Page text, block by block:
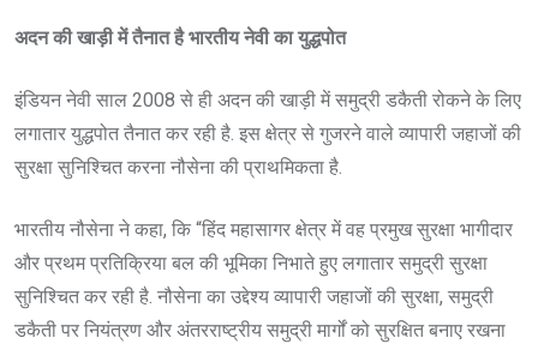
अदन की खाड़ी में तैनात है भारतीय नेवी का युद्धपोत
इंडियन नेवी साल 2008 से ही अदन की खाड़ी में समुद्री डकैती रोकने के लिए
लगातार युद्धपोत तैनात कर रही है. इस क्षेत्र से गुजरने वाले व्यापारी जहाजों की
सुरक्षा सुनिश्चित करना नौसेना की प्राथमिकता है.
भारतीय नौसेना ने कहा, कि “हिंद महासागर क्षेत्र में वह प्रमुख सुरक्षा भागीदार
और प्रथम प्रतिक्रिया बल की भूमिका निभाते हुए लगातार समुद्री सुरक्षा
सुनिश्चित कर रही है. नौसेना का उद्देश्य व्यापारी जहाजों की सुरक्षा, समुद्री
डकैती पर नियंत्रण और अंतरराष्ट्रीय समुद्री मार्गों को सुरक्षित बनाए रखना